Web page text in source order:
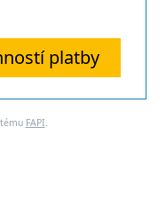
platby
FAPI.